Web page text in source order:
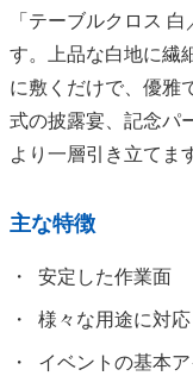
「テーブルクロス
す。上品な白地に繊
に敷くだけで、優雅
式の披露宴、記念パ
より一層引き立てま
主な特徴
安定した作業面
様々な用途に対応
イベントの基本